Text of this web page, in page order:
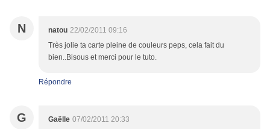
N natou 22/02/2011 09:16
Très jolie ta carte pleine de couleurs peps, cela fait du
bien..Bisous et merci pour le tuto.
Répondre
G Gaëlle 07/02/2011 20:33